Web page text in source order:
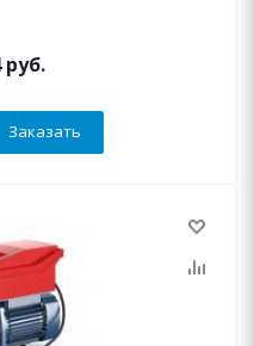
руб.
Заказать